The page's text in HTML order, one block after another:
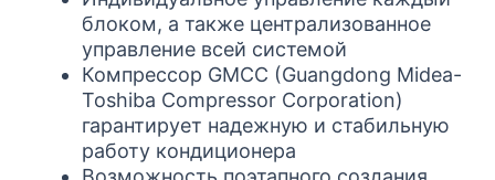
блоком, а также централизованное
управление всей системой
Компрессор GMCC (Guangdong Midea-
Toshiba Compressor Corporation)
гарантирует надежную и стабильную
работу кондиционера